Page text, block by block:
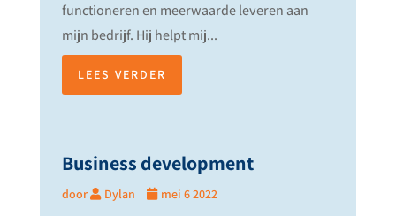
functioneren en meerwaarde leveren aan
mijn bedrijf. Hij helpt mij...
LEES VERDER
Business development
door Dylan mei 6 2022